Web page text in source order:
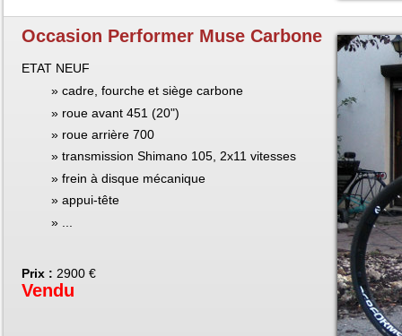
Occasion Performer Muse Carbone
ETAT NEUF
cadre, fourche et siège carbone
roue avant 451 (20")
roue arrière 700
transmission Shimano 105, 2x11 vitesses
frein à disque mécanique
appui-tête
Prix : 2900 €
Vendu